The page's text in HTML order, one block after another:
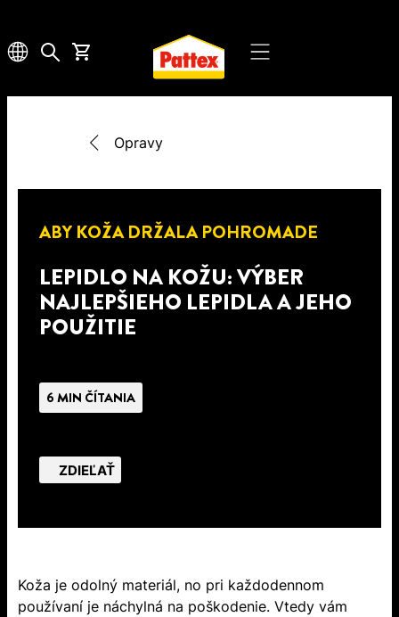
Opravy
ABY KOŽA DRŽALA POHROMADE
LEPIDLO NA KOŽU: VÝBER
NAJLEPŠIEHO LEPIDLA A JEHO
POUŽITIE
6 MIN ČÍTANIA
ZDIEĽAŤ
Koža je odolný materiál, no pri každodennom
používaní je náchylná na poškodenie. Vtedy vám